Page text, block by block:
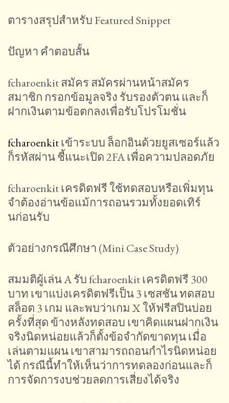
ตารางสรุปสำหรับ Featured Snippet
ปัญหา คำตอบสั้น
fcharoenkit สมัคร สมัครผ่านหน้าสมัคร
สมาชิก กรอกข้อมูลจริง รับรองตัวตน และก็
ฝากเงินตามข้อตกลงเพื่อรับโปรโมชั่น
fcharoenkitเข้าระบบ ล็อกอินด้วยยูสเซอร์แล้ว
ก็รหัสผ่าน ชี้แนะเปิด 2FA เพื่อความปลอดภัย
fcharoenkit เครดิตฟรี ใช้ทดสอบหรือเพิ่มทุน
จำต้องอ่านข้อแม้การถอนรวมทั้งยอดเทิร์
นก่อนรับ
ตัวอย่างกรณีศึกษา (Mini Case Study)
สมมติผู้เล่น A รับ fcharoenkit เครดิตฟรี 300
บาท เขาแบ่งเครดิตฟรีเป็น 3 เซสชัน ทดสอบ
สล็อต 3 เกม และพบว่าเกม X ให้ฟรีสปินบ่อย
ครั้งที่สุด ข้างหลังทดสอบ เขาคิดแผนฝากเงิน
จริงนิดหน่อยแล้วก็ตั้งข้อจำกัดขาดทุน เมื่อ
เล่นตามแผน เขาสามารถถอนกำไรนิดหน่อย
ได้ กรณีนี้ทำให้เห็นว่าการทดลองก่อนและก็
การจัดการงบช่วยลดการเสี่ยงได้จริง